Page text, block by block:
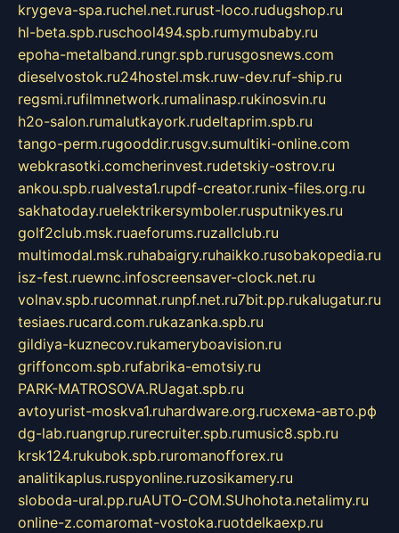
krygeva-spa.ruchel.net.rurust-loco.rudugshop.ru
hl-beta.spb.ruschool494.spb.rumymubaby.ru
epoha-metalband.rungr.spb.rurusgosnews.com
dieselvostok.ru24hostel.msk.ruw-dev.ruf-ship.ru
regsmi.rufilmnetwork.rumalinasp.rukinosvin.ru
h2o-salon.rumalutkayork.rudeltaprim.spb.ru
tango-perm.rugooddir.rusgv.sumultiki-online.com
webkrasotki.comcherinvest.rudetskiy-ostrov.ru
ankou.spb.rualvesta1.rupdf-creator.runix-files.org.ru
sakhatoday.ruelektrikersymboler.rusputnikyes.ru
golf2club.msk.ruaeforums.ruzallclub.ru
multimodal.msk.ruhabaigry.ruhaikko.rusobakopedia.ru
isz-fest.ruewnc.infoscreensaver-clock.net.ru
volnav.spb.rucomnat.runpf.net.ru7bit.pp.rukalugatur.ru
tesiaes.rucard.com.rukazanka.spb.ru
gildiya-kuznecov.rukameryboavision.ru
griffoncom.spb.rufabrika-emotsiy.ru
PARK-MATROSOVA.RUagat.spb.ru
avtoyurist-moskva1.ruhardware.org.ruсхема-авто.рф
dg-lab.ruangrup.rurecruiter.spb.rumusic8.spb.ru
krsk124.rukubok.spb.ruromanofforex.ru
analitikaplus.ruspyonline.ruzosikamery.ru
sloboda-ural.pp.ruAUTO-COM.SUhohota.netalimy.ru
online-z.comaromat-vostoka.ruotdelkaexp.ru